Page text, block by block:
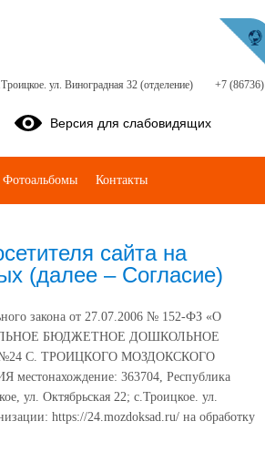
сайта на
(далее – Согласие)
закона от 27.07.2006 № 152-ФЗ «О
БЮДЖЕТНОЕ ДОШКОЛЬНОЕ
С. ТРОИЦКОГО МОЗДОКСКОГО
363704, Республика
ул. Октябрьская 22; с.Троицкое. ул.
https://24.mozdoksad.ru/ на обработку
ул. Виноградная 32 (отделение)
+7 (86736)
Версия для слабовидящих
Фотоальбомы Контакты